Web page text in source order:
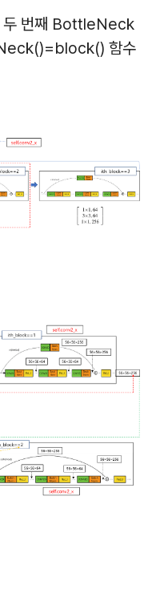
두 번째 BottleNeck
함수